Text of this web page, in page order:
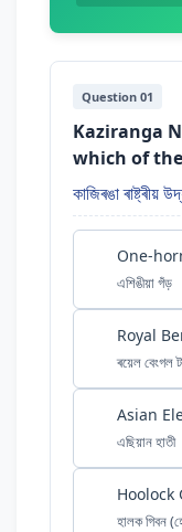
Question 01
Kaziranga
which of
কাজিৰঙা ৰাষ্ট্ৰীয়
One-
এশিঙীয়া গঁড়
Royal
ৰয়েল বেংগল
Asian
এছিয়ান হাতী
Hoolock
হালক গিবন